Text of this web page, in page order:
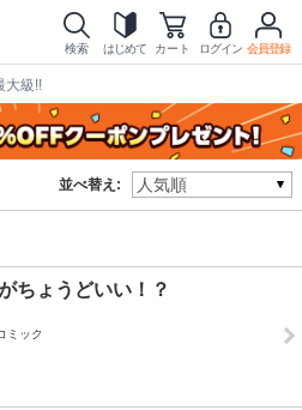
検索 はじめて カート ログイン 会員登録
大級!!
並べ替え:
ちょうどいい！？
ミック